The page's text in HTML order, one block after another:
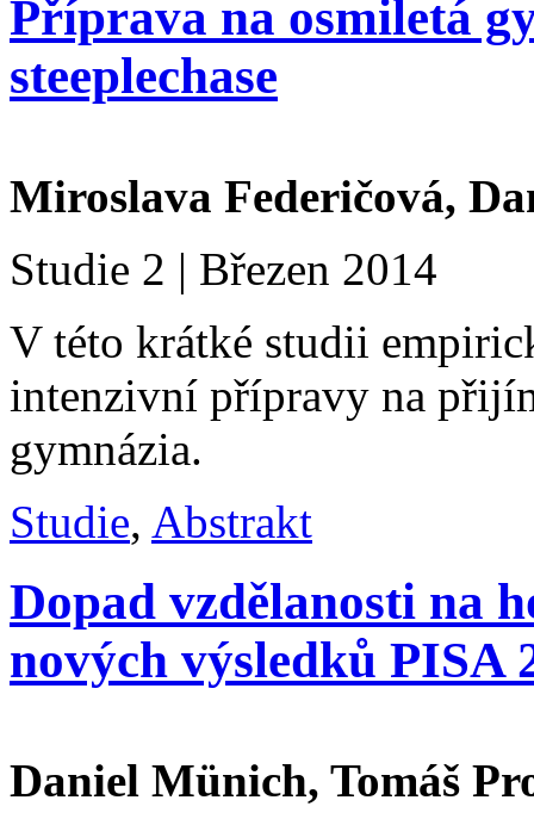
Příprava na osmiletá
steeplechase
Miroslava Federičová,
Studie 2 | Březen 2014
V této krátké studii
intenzivní přípravy na
gymnázia.
Studie, Abstrakt
Dopad vzdělanosti na
nových výsledků PISA
Daniel Münich, Tomáš